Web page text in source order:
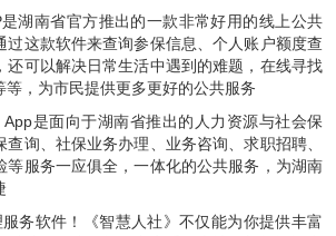
湖南省官方推出的一款非常好用的线上公共
过这款软件来查询参保信息、个人账户额度查
还可以解决日常生活中遇到的难题，在线寻找
等，为市民提供更多更好的公共服务
是面向于湖南省推出的人力资源与社会保
询、社保业务办理、业务咨询、求职招聘、
等服务一应俱全，一体化的公共服务，为湖南
务软件！《智慧人社》不仅能为你提供丰富